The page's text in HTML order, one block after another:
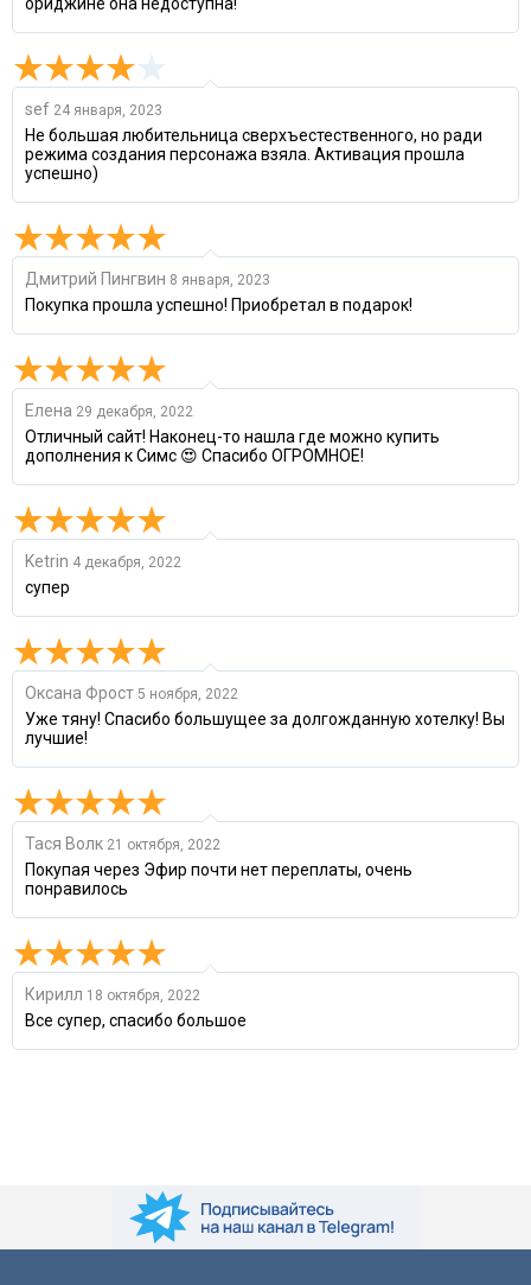
sef 24 января, 2023
Не большая любительница сверхъестественного, но ради
режима создания персонажа взяла. Активация прошла
успешно)
Дмитрий Пингвин 8 января, 2023
Покупка прошла успешно! Приобретал в подарок!
Елена 29 декабря, 2022
Отличный сайт! Наконец-то нашла где можно купить
дополнения к Симс 😍 Спасибо ОГРОМНОЕ!
Ketrin 4 декабря, 2022
супер
Оксана Фрост 5 ноября, 2022
Уже тяну! Спасибо большущее за долгожданную хотелку! Вы
лучшие!
Тася Волк 21 октября, 2022
Покупая через Эфир почти нет переплаты, очень
понравилось
Кирилл 18 октября, 2022
Все супер, спасибо большое